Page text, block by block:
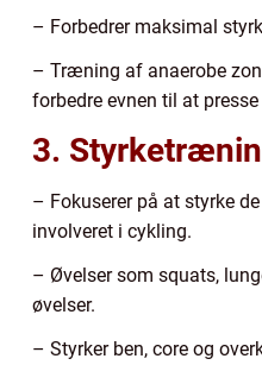
– Forbedrer maksimal
– Træning af anaerobe
forbedre evnen til at presse
3.
– Fokuserer på at styrke
involveret i cykling.
– Øvelser som squats,
øvelser.
– Styrker ben, core og